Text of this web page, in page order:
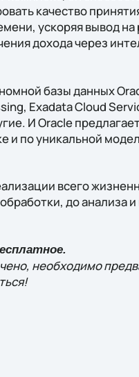
качество
ускоряя вывод
дохода через
базы данных
Exadata Cloud
И Oracle
и по уникальной
всего
до анализа
необходимо